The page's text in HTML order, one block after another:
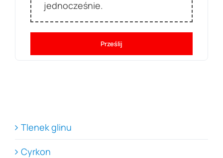
jednocześnie.
Prześlij
Tlenek glinu
Cyrkon